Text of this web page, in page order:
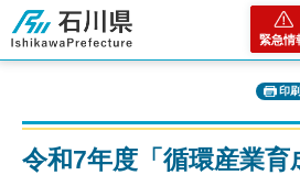
石川県
緊急情
印刷
令和7年度「循環産業育